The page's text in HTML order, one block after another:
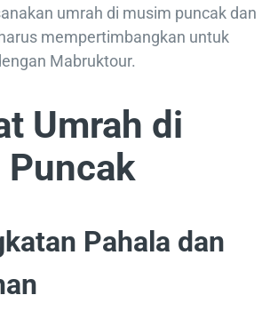
umrah di musim puncak dan
mempertimbangkan untuk
Mabruktour.
Umrah di
Pahala dan